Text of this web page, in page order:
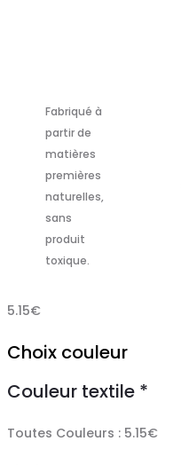
Fabriqué à
partir de
matières
premières
naturelles,
sans
produit
toxique.
5.15€
Choix couleur
Couleur textile *
Toutes Couleurs : 5.15€